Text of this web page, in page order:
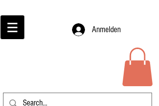
Anmelden